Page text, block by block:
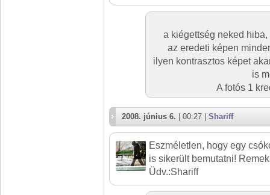
a kiégettség neked
az eredeti képen
ilyen kontrasztos képet
is
A fotós 1
2008. június 6. | 00:27 | Shariff
Eszméletlen, hogy egy
is sikerült bemutatni!
Üdv.:Shariff